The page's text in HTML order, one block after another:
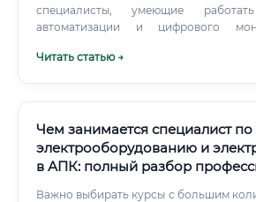
специалисты, умеющие
автоматизации и цифрового
Читать статью →
Чем занимается специалист по
электрооборудованию и
в АПК: полный разбор
Важно выбирать курсы с большим